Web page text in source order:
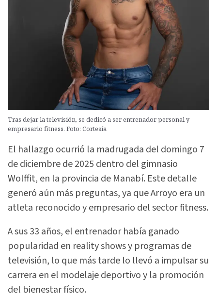
Tras dejar la televisión, se dedicó a ser entrenador personal y
empresario fitness. Foto: Cortesía
El hallazgo ocurrió la madrugada del domingo 7
de diciembre de 2025 dentro del gimnasio
Wolffit, en la provincia de Manabí. Este detalle
generó aún más preguntas, ya que Arroyo era un
atleta reconocido y empresario del sector fitness.
A sus 33 años, el entrenador había ganado
popularidad en reality shows y programas de
televisión, lo que más tarde lo llevó a impulsar su
carrera en el modelaje deportivo y la promoción
del bienestar físico.